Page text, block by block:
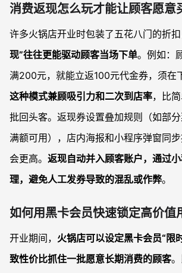
消费返现怎么玩才能让顾客愿意
许多火锅店开业时包装了五花八门的折
现”往往更能驱动顾客当场下单。例如：
满200元，就能立返100元代金券，须在
这种模式兼顾吸引力和二次到店率，比
批回头客。返现券设置叠加规则（如部分
满额可用），店内海报和小程序弹窗同
会更高。 返现自动并入顾客账户，通过
理，避免人工发券导致的混乱或作弊。
如何用黑卡会员快速锁定高价值
开业期间， 火锅店可以设定黑卡会员“限
致性价比抓住一批愿意长期消费的顾客